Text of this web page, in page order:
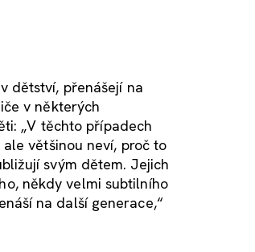
dětství, přenášejí na
v některých
„V těchto případech
většinou neví, proč to
svým dětem. Jejich
někdy velmi subtilního
na další generace,“